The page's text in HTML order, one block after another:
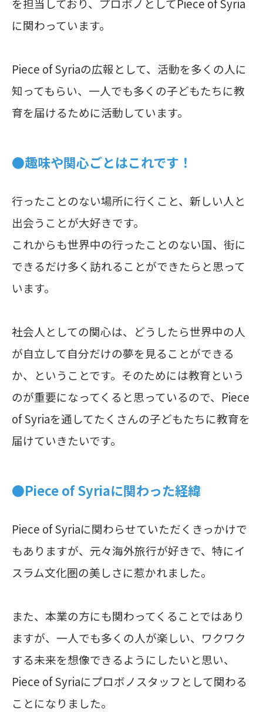
に関わっています。
Piece of Syriaの広報として、活動を多くの人に
知ってもらい、一人でも多くの子どもたちに教
育を届けるために活動しています。
●趣味や関心ごとはこれです！
行ったことのない場所に行くこと、新しい人と
出会うことが大好きです。
これからも世界中の行ったことのない国、街に
できるだけ多く訪れることができたらと思って
います。
社会人としての関心は、どうしたら世界中の人
が自立して自分だけの夢を見ることができる
か、ということです。そのためには教育という
のが重要になってくると思っているので、Piece
of Syriaを通してたくさんの子どもたちに教育を
届けていきたいです。
●Piece of Syriaに関わった経緯
Piece of Syriaに関わらせていただくきっかけで
もありますが、元々海外旅行が好きで、特にイ
スラム文化圏の美しさに惹かれました。
また、本業の方にも関わってくることではあり
ますが、一人でも多くの人が楽しい、ワクワク
する未来を想像できるようにしたいと思い、
Piece of Syriaにプロボノスタッフとして関わる
ことになりました。